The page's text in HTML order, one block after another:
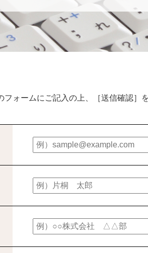
フォームにご記入の上、［送信確認］